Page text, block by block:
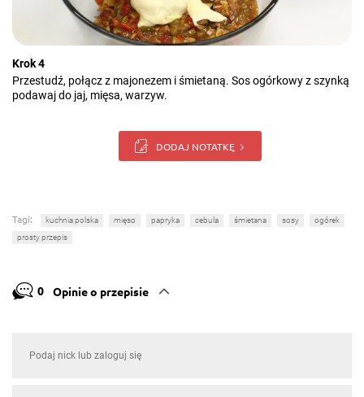
Krok 4
Przestudź, połącz z majonezem i śmietaną. Sos ogórkowy z szynką
podawaj do jaj, mięsa, warzyw.
DODAJ NOTATKĘ
Tagi: kuchnia polska mięso papryka cebula śmietana sosy
ogórek
prosty przepis
0 Opinie o przepisie